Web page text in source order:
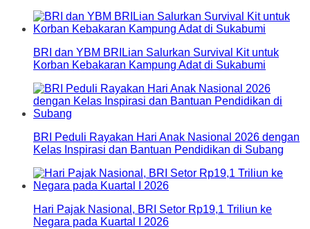
BRI dan YBM BRILian Salurkan Survival Kit untuk
Korban Kebakaran Kampung Adat di Sukabumi
BRI Peduli Rayakan Hari Anak Nasional 2026 dengan
Kelas Inspirasi dan Bantuan Pendidikan di Subang
Hari Pajak Nasional, BRI Setor Rp19,1 Triliun ke
Negara pada Kuartal I 2026